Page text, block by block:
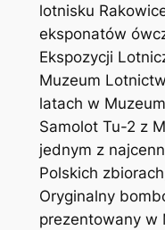
lotnisku
eksponatów
Ekspozycji
Muzeum
latach w
Samolot Tu-2 z
jednym z
Polskich
Oryginalny
prezentowany w